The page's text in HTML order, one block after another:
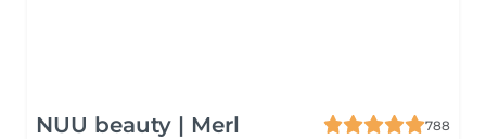
NUU beauty | Merl
788